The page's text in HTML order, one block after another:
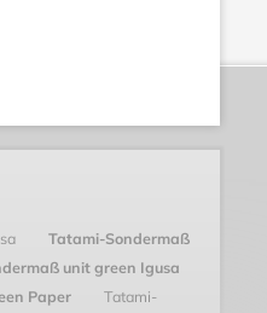
Tatami-Sondermaß
unit green Igusa
Paper
Tatami-